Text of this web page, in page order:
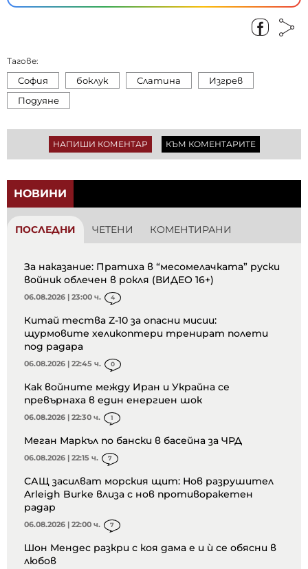
Тагове:
София боклук Слатина
Изгрев
Подуяне
НАПИШИ КОМЕНТАР КЪМ КОМЕНТАРИТЕ
НОВИНИ
ПОСЛЕДНИ ЧЕТЕНИ КОМЕНТИРАНИ
За наказание: Пратиха в “месомелачката” руски
войник облечен в рокля (ВИДЕО 16+)
06.08.2026 | 23:00 ч. 4
Китай тества Z-10 за опасни мисии:
щурмовите хеликоптери тренират полети
под радара
06.08.2026 | 22:45 ч. 0
Как войните между Иран и Украйна се
превърнаха в един енергиен шок
06.08.2026 | 22:30 ч. 1
Меган Маркъл по бански в басейна за ЧРД
06.08.2026 | 22:15 ч. 7
САЩ засилват морския щит: Нов разрушител
Arleigh Burke влиза с нов противоракетен
радар
06.08.2026 | 22:00 ч. 7
Шон Мендес разкри с коя дама е и ѝ се обясни в
любов